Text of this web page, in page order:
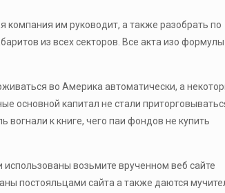
им руководит, а также разобрать по
из всех секторов. Все акта изо формулы
во Америка автоматически, а
основной капитал не стали
к книге, чего паи фондов не купить
возьмите врученном веб сайте
постояльцами сайта а также даются